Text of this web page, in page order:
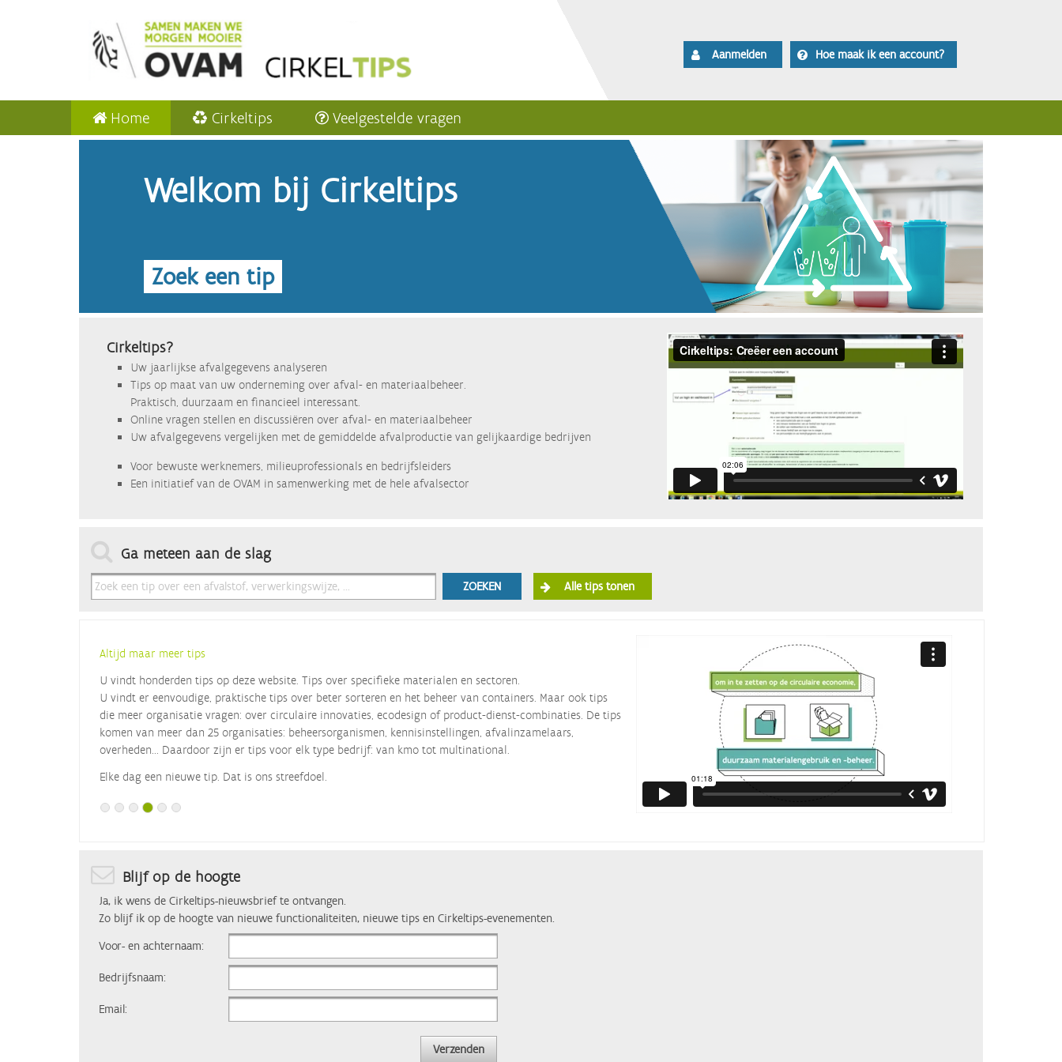
Aanmelden Hoe maak ik een account?
Home Cirkeltips Veelgestelde vragen
Welkom bij Cirkeltips
Zoek een tip
Cirkeltips?
Uw jaarlijkse afvalgegevens analyseren
Tips op maat van uw onderneming over afval- en materiaalbeheer.
Praktisch, duurzaam en financieel interessant.
Online vragen stellen en discussiëren over afval- en materiaalbeheer
Uw afvalgegevens vergelijken met de gemiddelde afvalproductie van gelijkaardige bedrijven
Voor bewuste werknemers, milieuprofessionals en bedrijfsleiders
Een initiatief van de OVAM in samenwerking met de hele afvalsector
Ga meteen aan de slag
ZOEKEN Alle tips tonen
Altijd maar meer tips
U vindt honderden tips op deze website. Tips over specifieke materialen en sectoren.
U vindt er eenvoudige, praktische tips over beter sorteren en het beheer van containers. Maar ook tips
die meer organisatie vragen: over circulaire innovaties, ecodesign of product-dienst-combinaties. De tips
komen van meer dan 25 organisaties: beheersorganismen, kennisinstellingen, afvalinzamelaars,
overheden... Daardoor zijn er tips voor elk type bedrijf: van kmo tot multinational.
Elke dag een nieuwe tip. Dat is ons streefdoel.
Blijf op de hoogte
Ja, ik wens de Cirkeltips-nieuwsbrief te ontvangen.
Zo blijf ik op de hoogte van nieuwe functionaliteiten, nieuwe tips en Cirkeltips-evenementen.
Voor- en achternaam:
Bedrijfsnaam:
Email:
Verzenden